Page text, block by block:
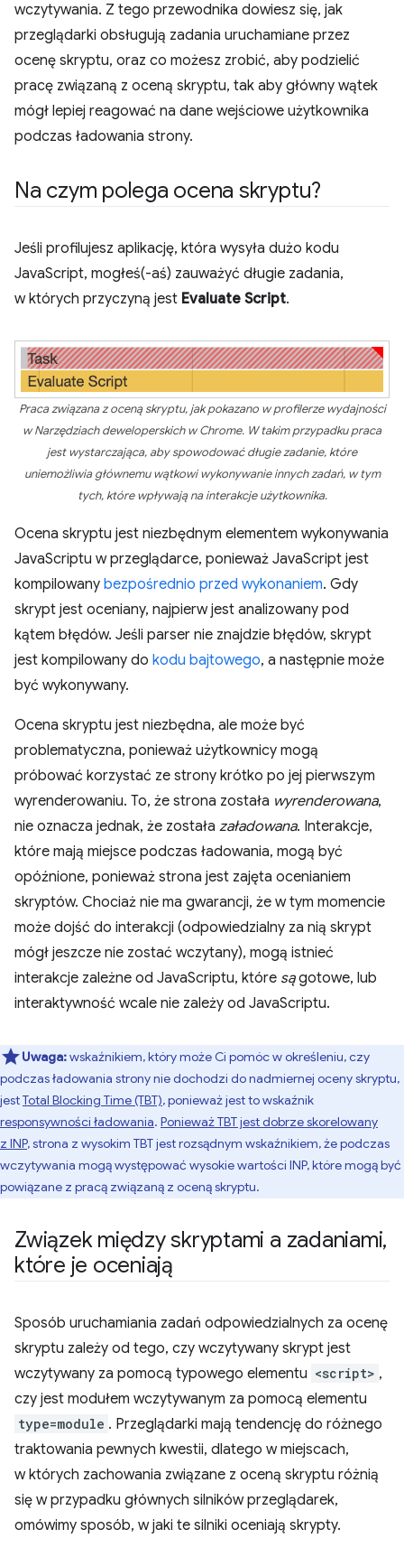
wczytywania. Z tego przewodnika dowiesz się, jak
przeglądarki obsługują zadania uruchamiane przez
ocenę skryptu, oraz co możesz zrobić, aby podzielić
pracę związaną z oceną skryptu, tak aby główny wątek
mógł lepiej reagować na dane wejściowe użytkownika
podczas ładowania strony.
Na czym polega ocena skryptu?
Jeśli profilujesz aplikację, która wysyła dużo kodu
JavaScript, mogłeś(-aś) zauważyć długie zadania,
w których przyczyną jest Evaluate Script.
Praca związana z oceną skryptu, jak pokazano w profilerze wydajności
w Narzędziach deweloperskich w Chrome. W takim przypadku praca
jest wystarczająca, aby spowodować długie zadanie, które
uniemożliwia głównemu wątkowi wykonywanie innych zadań, w tym
tych, które wpływają na interakcje użytkownika.
Ocena skryptu jest niezbędnym elementem wykonywania
JavaScriptu w przeglądarce, ponieważ JavaScript jest
kompilowany bezpośrednio przed wykonaniem. Gdy
skrypt jest oceniany, najpierw jest analizowany pod
kątem błędów. Jeśli parser nie znajdzie błędów, skrypt
jest kompilowany do kodu bajtowego, a następnie może
być wykonywany.
Ocena skryptu jest niezbędna, ale może być
problematyczna, ponieważ użytkownicy mogą
próbować korzystać ze strony krótko po jej pierwszym
wyrenderowaniu. To, że strona została wyrenderowana,
nie oznacza jednak, że została załadowana. Interakcje,
które mają miejsce podczas ładowania, mogą być
opóźnione, ponieważ strona jest zajęta ocenianiem
skryptów. Chociaż nie ma gwarancji, że w tym momencie
może dojść do interakcji (odpowiedzialny za nią skrypt
mógł jeszcze nie zostać wczytany), mogą istnieć
interakcje zależne od JavaScriptu, które sągotowe, lub
interaktywność wcale nie zależy od JavaScriptu.
Uwaga:wskaźnikiem, który może Ci pomóc w określeniu, czy
podczas ładowania strony nie dochodzi do nadmiernej oceny skryptu,
jestTotal Blocking Time (TBT), ponieważ jest to wskaźnik
responsywności ładowania. Ponieważ TBT jest dobrze skorelowany
z INP, strona z wysokim TBT jest rozsądnym wskaźnikiem, że podczas
wczytywania mogą występować wysokie wartości INP, które mogą być
powiązane z pracą związaną z oceną skryptu.
Związek między skryptami a zadaniami,
które je oceniają
Sposób uruchamiania zadań odpowiedzialnych za ocenę
skryptu zależy od tego, czy wczytywany skrypt jest
wczytywany za pomocą typowego elementu <script> ,
czy jest modułem wczytywanym za pomocą elementu
type=module . Przeglądarki mają tendencję do różnego
traktowania pewnych kwestii, dlatego w miejscach,
w których zachowania związane z oceną skryptu różnią
się w przypadku głównych silników przeglądarek,
omówimy sposób, w jaki te silniki oceniają skrypty.